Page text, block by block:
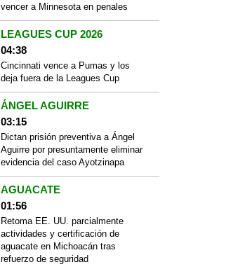
vencer a Minnesota en penales
LEAGUES CUP 2026
04:38
Cincinnati vence a Pumas y los
deja fuera de la Leagues Cup
ÁNGEL AGUIRRE
03:15
Dictan prisión preventiva a Ángel
Aguirre por presuntamente eliminar
evidencia del caso Ayotzinapa
AGUACATE
01:56
Retoma EE. UU. parcialmente
actividades y certificación de
aguacate en Michoacán tras
refuerzo de seguridad